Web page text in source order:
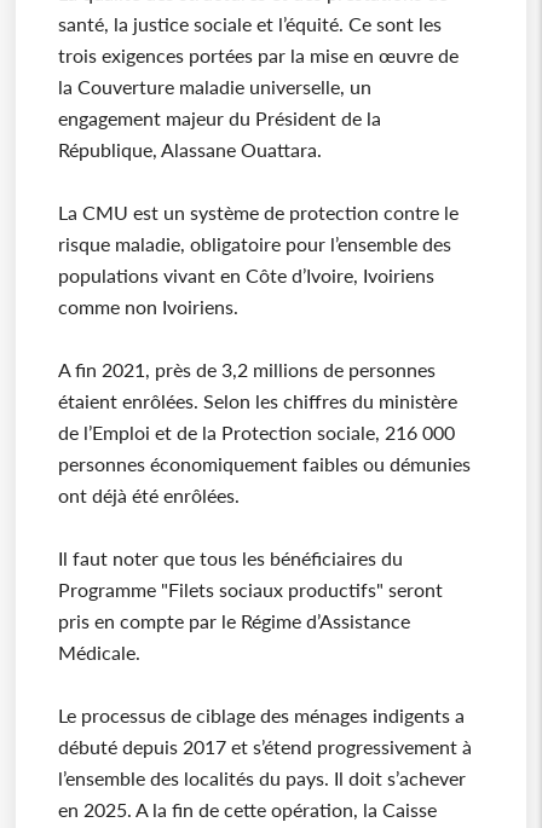
santé, la justice sociale et l’équité. Ce sont les
trois exigences portées par la mise en œuvre de
la Couverture maladie universelle, un
engagement majeur du Président de la
République, Alassane Ouattara.
La CMU est un système de protection contre le
risque maladie, obligatoire pour l’ensemble des
populations vivant en Côte d’Ivoire, Ivoiriens
comme non Ivoiriens.
A fin 2021, près de 3,2 millions de personnes
étaient enrôlées. Selon les chiffres du ministère
de l’Emploi et de la Protection sociale, 216 000
personnes économiquement faibles ou démunies
ont déjà été enrôlées.
Il faut noter que tous les bénéficiaires du
Programme "Filets sociaux productifs" seront
pris en compte par le Régime d’Assistance
Médicale.
Le processus de ciblage des ménages indigents a
débuté depuis 2017 et s’étend progressivement à
l’ensemble des localités du pays. Il doit s’achever
en 2025. A la fin de cette opération, la Caisse